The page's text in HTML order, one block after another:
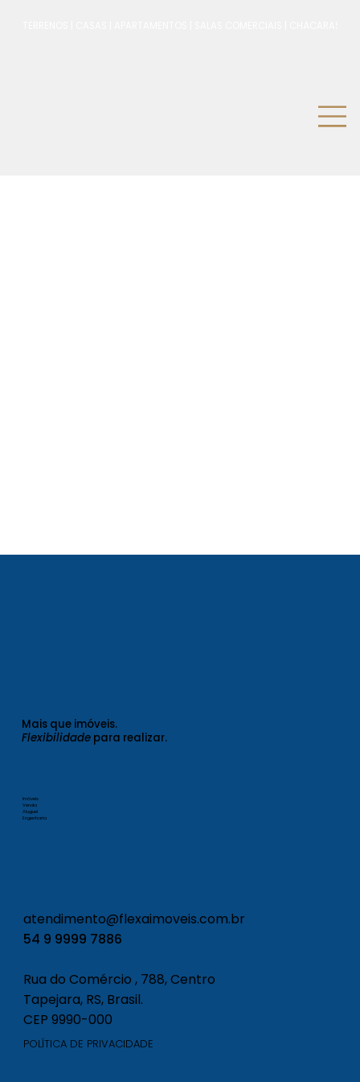
Mais que imóveis.
Flexibilidadepara realizar.
atendimento@flexaimoveis.com.br
54 9 9999 7886
Rua do Comércio , 788, Centro
Tapejara, RS, Brasil.
CEP 9990-000
POLÍTICA DE PRIVACIDADE
Imóveis
Venda
Aluguel
Engenharia